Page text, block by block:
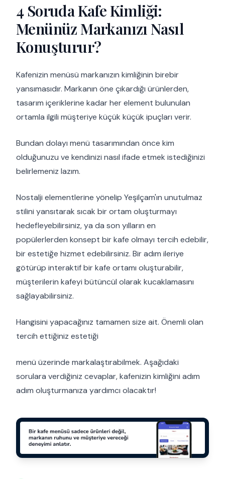
4 Soruda Kafe Kimliği:
Menünüz Markanızı Nasıl
Konuşturur?
Kafenizin menüsü markanızın kimliğinin birebir
yansımasıdır. Markanın öne çıkardığı ürünlerden,
tasarım içeriklerine kadar her element bulunulan
ortamla ilgili müşteriye küçük küçük ipuçları verir.
Bundan dolayı menü tasarımından önce kim
olduğunuzu ve kendinizi nasıl ifade etmek istediğinizi
belirlemeniz lazım.
Nostalji elementlerine yönelip Yeşilçam'ın unutulmaz
stilini yansıtarak sıcak bir ortam oluşturmayı
hedefleyebilirsiniz, ya da son yılların en
popülerlerden konsept bir kafe olmayı tercih edebilir,
bir estetiğe hizmet edebilirsiniz. Bir adım ileriye
götürüp interaktif bir kafe ortamı oluşturabilir,
müşterilerin kafeyi bütüncül olarak kucaklamasını
sağlayabilirsiniz.
Hangisini yapacağınız tamamen size ait. Önemli olan
tercih ettiğiniz estetiği
menü üzerinde markalaştırabilmek. Aşağıdaki
sorulara verdiğiniz cevaplar, kafenizin kimliğini adım
adım oluşturmanıza yardımcı olacaktır!